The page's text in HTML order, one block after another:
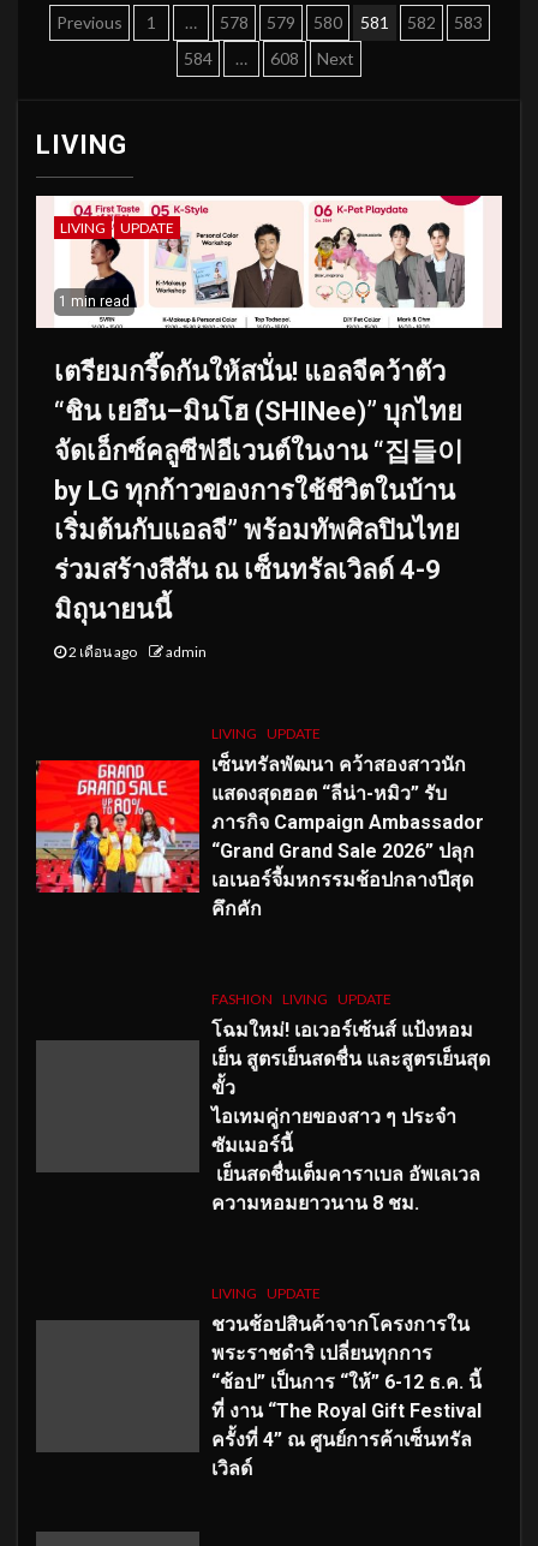
Posts
pagination
Previous 1 … 578 579 580 581 582
583
584
… 608 Next
LIVING
LIVING UPDATE
1 min read
เตรียมกรี๊ดกันให้สนั่น! แอลจีคว้าตัว
“ชิน เยอึน–มินโฮ (SHINee)” บุกไทย
จัดเอ็กซ์คลูซีฟอีเวนต์ในงาน “집들이
by LG ทุกก้าวของการใช้ชีวิตในบ้าน
เริ่มต้นกับแอลจี” พร้อมทัพศิลปินไทย
ร่วมสร้างสีสัน ณ เซ็นทรัลเวิลด์ 4-9
มิถุนายนนี้
2 เดือน ago admin
LIVING UPDATE
เซ็นทรัลพัฒนา คว้าสองสาวนัก
แสดงสุดฮอต “ลีน่า-หมิว” รับ
ภารกิจ Campaign Ambassador
“Grand Grand Sale 2026” ปลุก
เอเนอร์จี้มหกรรมช้อปกลางปีสุด
คึกคัก
FASHION LIVING UPDATE
โฉมใหม่! เอเวอร์เซ้นส์ แป้งหอม
เย็น สูตรเย็นสดชื่น และสูตรเย็นสุด
ขั้ว
ไอเทมคู่กายของสาว ๆ ประจำ
ซัมเมอร์นี้
เย็นสดชื่นเต็มคาราเบล อัพเลเวล
ความหอมยาวนาน 8 ชม.
LIVING UPDATE
ชวนช้อปสินค้าจากโครงการใน
พระราชดำริ เปลี่ยนทุกการ
“ช้อป” เป็นการ “ให้” 6-12 ธ.ค. นี้
ที่ งาน “The Royal Gift Festival
ครั้งที่ 4” ณ ศูนย์การค้าเซ็นทรัล
เวิลด์